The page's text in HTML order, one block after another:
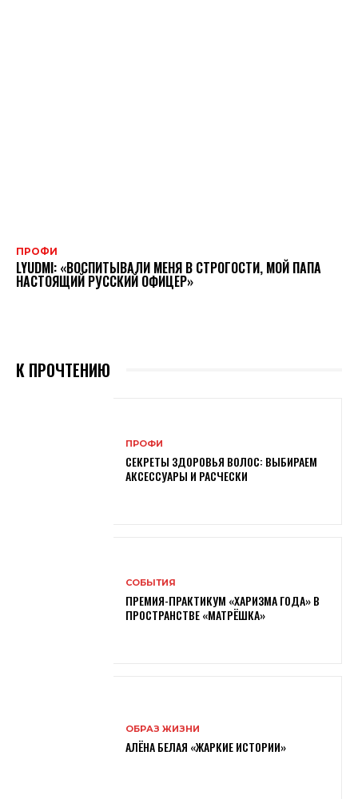
ПРОФИ
LYUDMI: «ВОСПИТЫВАЛИ МЕНЯ В СТРОГОСТИ, МОЙ ПАПА
НАСТОЯЩИЙ РУССКИЙ ОФИЦЕР»
К ПРОЧТЕНИЮ
ПРОФИ
СЕКРЕТЫ ЗДОРОВЬЯ ВОЛОС: ВЫБИРАЕМ
АКСЕССУАРЫ И РАСЧЕСКИ
СОБЫТИЯ
ПРЕМИЯ-ПРАКТИКУМ «ХАРИЗМА ГОДА» В
ПРОСТРАНСТВЕ «МАТРЁШКА»
ОБРАЗ ЖИЗНИ
АЛЁНА БЕЛАЯ «ЖАРКИЕ ИСТОРИИ»